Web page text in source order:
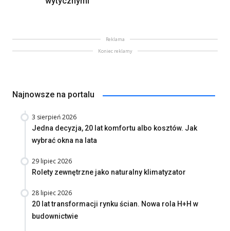
Reklama
Koniec reklamy
Najnowsze na portalu
3 sierpień 2026
Jedna decyzja, 20 lat komfortu albo kosztów. Jak
wybrać okna na lata
29 lipiec 2026
Rolety zewnętrzne jako naturalny klimatyzator
28 lipiec 2026
20 lat transformacji rynku ścian. Nowa rola H+H w
budownictwie